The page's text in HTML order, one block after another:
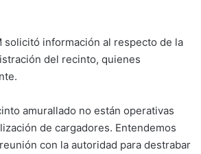
solicitó información al respecto de la
del recinto, quienes
amurallado no están operativas
de cargadores. Entendemos
con la autoridad para destrabar